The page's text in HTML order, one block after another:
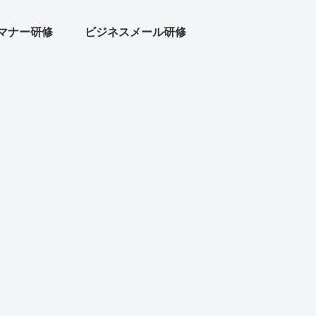
ナー研修 ビジネスメール研修